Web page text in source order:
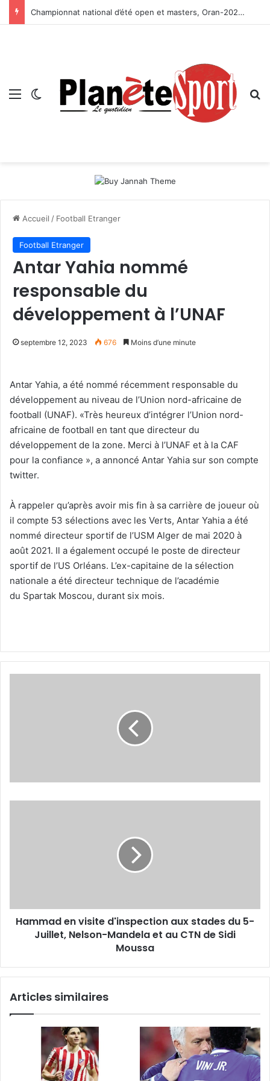
Championnat national d’été open et masters, Oran-2026 — Le CRB s’adjuge le titre
Menu Switch skin
Accueil / Football Etranger
Football Etranger
Antar Yahia nommé
responsable du
développement à l’UNAF
septembre 12, 2023 676 Moins d’une minute
Antar Yahia, a été nommé récemment responsable du
développement au niveau de l’Union nord-africaine de
football (UNAF). «Très heureux d’intégrer l’Union nord-
africaine de football en tant que directeur du
développement de la zone. Merci à l’UNAF et à la CAF
pour la confiance », a annoncé Antar Yahia sur son compte
twitter.
À rappeler qu’après avoir mis fin à sa carrière de joueur où
il compte 53 sélections avec les Verts, Antar Yahia a été
nommé directeur sportif de l’USM Alger de mai 2020 à
août 2021. Il a également occupé le poste de directeur
sportif de l’US Orléans. L’ex-capitaine de la sélection
nationale a été directeur technique de l’académie
du Spartak Moscou, durant six mois.
Juillet,
Nelson-
Mandela
CTN
Sidi
Hammad en visite d'inspection aux stades du 5-
Juillet, Nelson-Mandela et au CTN de Sidi
Moussa
Articles similaires